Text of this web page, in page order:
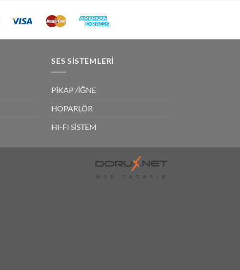
SES SISTEMLERI
PİKAP /İĞNE
HOPARLÖR
HI-FI SİSTEM